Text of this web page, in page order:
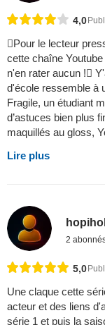
4,0
Pour le lecteur
cette chaîne
n'en rater aucun !
d'école ressemble à
Fragile, un étudiant
d’astuces bien plus
maquillés au gloss,
Lire plus
2
5,0
Une claque cette
acteur et des liens
série 1 et puis la